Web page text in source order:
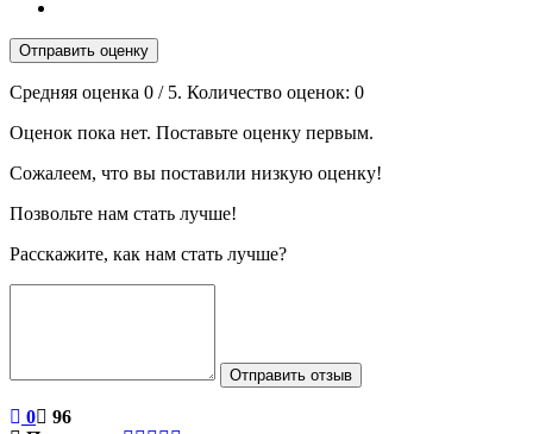
Отправить оценку
Средняя оценка 0 / 5. Количество оценок: 0
Оценок пока нет. Поставьте оценку первым.
Сожалеем, что вы поставили низкую оценку!
Позвольте нам стать лучше!
Расскажите, как нам стать лучше?
Отправить отзыв
0
96